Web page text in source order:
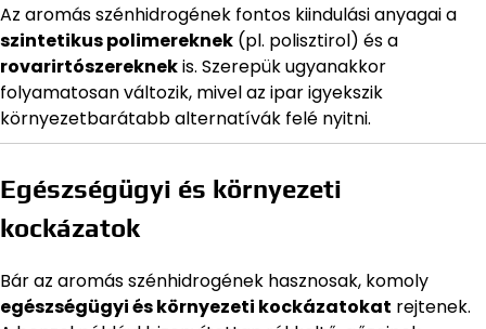
Az aromás szénhidrogének fontos kiindulási anyagai a
szintetikus polimereknek (pl. polisztirol) és a
rovarirtószereknekis. Szerepük ugyanakkor
folyamatosan változik, mivel az ipar igyekszik
környezetbarátabb alternatívák felé nyitni.
Egészségügyi és környezeti
kockázatok
Bár az aromás szénhidrogének hasznosak, komoly
egészségügyi és környezeti kockázatokat rejtenek.